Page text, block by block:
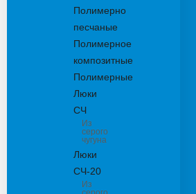
Полимерно
песчаные
Полимерное
композитные
Полимерные
Люки
СЧ
Из
серого
чугуна
Люки
СЧ-20
Из